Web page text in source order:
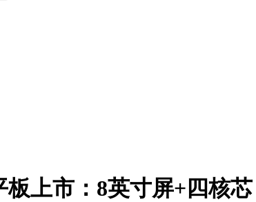
板上市：8英寸屏+四核